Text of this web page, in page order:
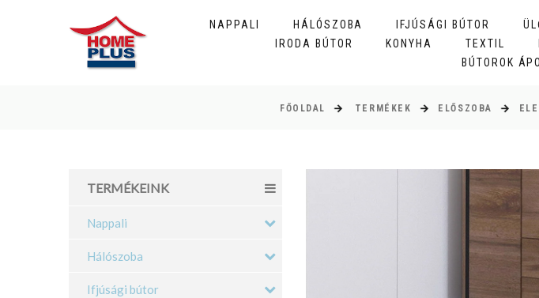
NAPPALI HÁLÓSZOBA IFJÚSÁGI BÚTOR
IRODA BÚTOR
KONYHA TEXTIL
BÚTOROK
FŐOLDAL TERMÉKEK ELŐSZOBA
TERMÉKEINK
Nappali
Hálószoba
Ifjúsági bútor